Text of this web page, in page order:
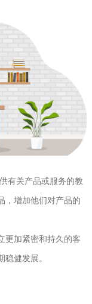
有关产品或服务的教
，增加他们对产品的
更加紧密和持久的客
健发展。